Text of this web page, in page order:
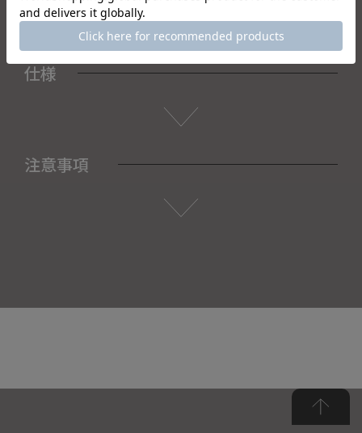
仕様
注意事項